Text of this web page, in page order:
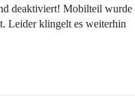
deaktiviert! Mobilteil wurde
Leider klingelt es weiterhin